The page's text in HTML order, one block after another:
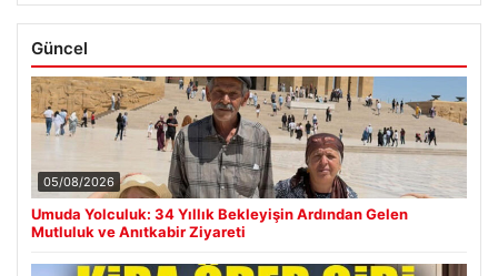
Güncel
05/08/2026
Umuda Yolculuk: 34 Yıllık Bekleyişin Ardından Gelen
Mutluluk ve Anıtkabir Ziyareti